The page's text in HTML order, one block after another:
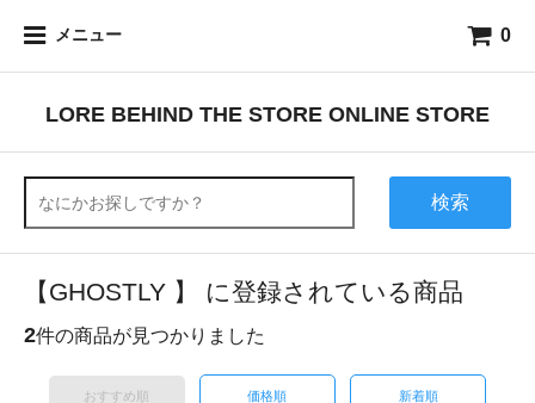
メニュー 0
LORE BEHIND THE STORE ONLINE STORE
検索
【GHOSTLY 】 に登録されている商品
2件の商品が見つかりました
おすすめ順 価格順 新着順